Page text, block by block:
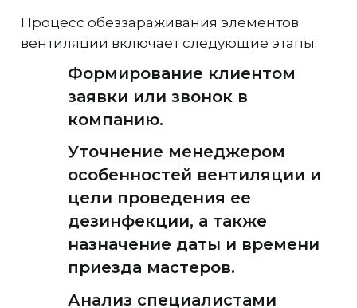
Процесс обеззараживания элементов
вентиляции включает следующие этапы:
Формирование клиентом
заявки или звонок в
компанию.
Уточнение менеджером
особенностей вентиляции и
цели проведения ее
дезинфекции, а также
назначение даты и времени
приезда мастеров.
Анализ специалистами